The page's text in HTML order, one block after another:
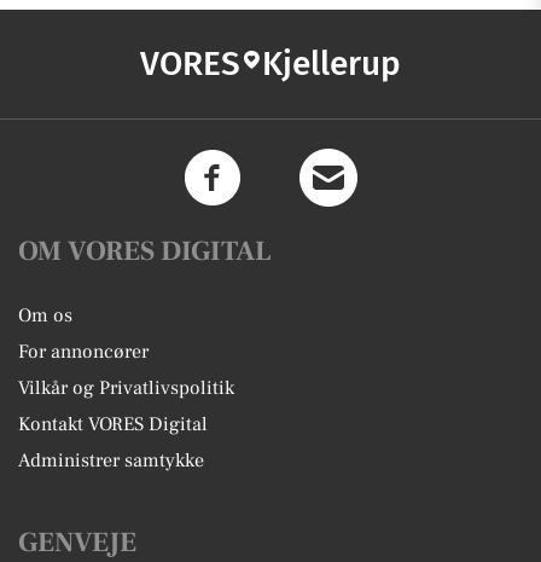
VORES Kjellerup
OM VORES DIGITAL
Om os
For annoncører
Vilkår og Privatlivspolitik
Kontakt VORES Digital
Administrer samtykke
GENVEJE